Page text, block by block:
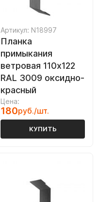
Артикул: N18997
Планка
примыкания
ветровая 110х122
RAL 3009 оксидно-
красный
Цена:
180руб./шт.
КУПИТЬ